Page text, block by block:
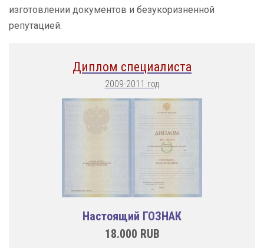
изготовлении документов и безукоризненной
репутацией.
Диплом специалиста
2009-2011 год
Настоящий ГОЗНАК
18.000 RUB